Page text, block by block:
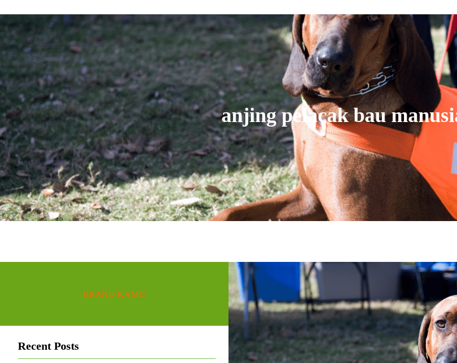
anjing pelacak bau
BRAND KAMU
Recent Posts